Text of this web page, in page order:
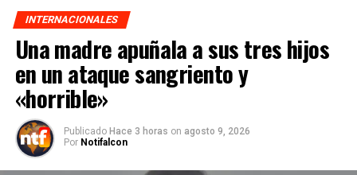
INTERNACIONALES
Una madre apuñala a sus tres hijos
en un ataque sangriento y
«horrible»
Publicado Hace 3 horas on agosto 9, 2026
Por Notifalcon